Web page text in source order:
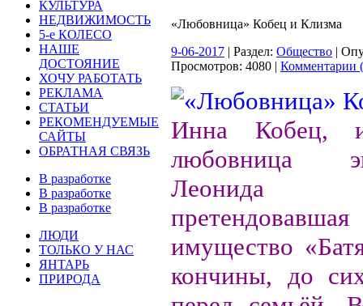
КУЛЬТУРА
НЕДВИЖИМОСТЬ
5-е КОЛЕСО
НАШЕ
ДОСТОЯНИЕ
ХОЧУ РАБОТАТЬ
РЕКЛАМА
СТАТЬИ
РЕКОМЕНДУЕМЫЕ
САЙТЫ
ОБРАТНАЯ СВЯЗЬ
В разработке
В разработке
В разработке
ЛЮДИ
ТОЛЬКО У НАС
ЯНТАРЬ
ПРИРОДА
«Любовница» Кобец и Клизма
9-06-2017 | Раздел: Общество |
Просмотров: 4080 | Комментарии
Инна Кобец,
любовница
Леонида
имущество
кончины, до